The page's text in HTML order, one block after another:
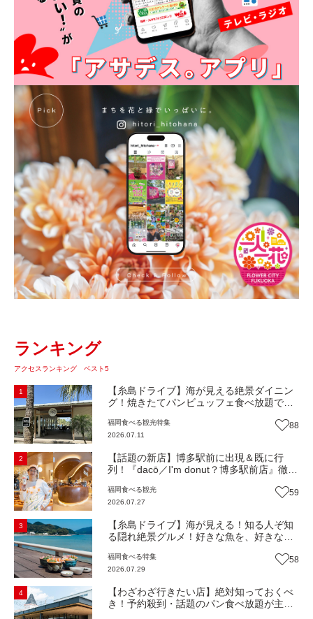
ランキング
アクセスランキング ベスト5
1
【糸島ドライブ】海が見える絶景ダイニン
グ！焼きたてパンビュッフェ食べ放題で大
Beach Cafe』（福岡・糸島市）【まち歩
き】
福岡食べる観光特集
2026.07.11
88
2
【話題の新店】博多駅前に出現＆既に行
列！『dacō／I'm donut？博多駅前店』徹底
しみ方＆イチオシメニューも紹介！（福岡
市博多区）【まち歩き】
福岡食べる観光
2026.07.27
59
3
【糸島ドライブ】海が見える！知る人ぞ知
る隠れ絶景グルメ！好きな魚を、好きなだ
堂』（福岡市西区）【まち歩き】
福岡食べる特集
2026.07.29
58
4
【わざわざ行きたい店】絶対知っておくべ
き！予約殺到・話題のパン食べ放題が主